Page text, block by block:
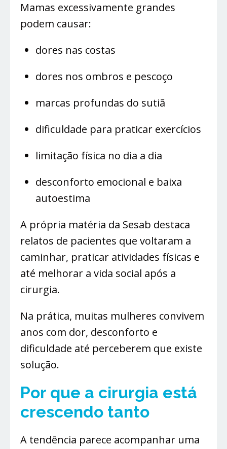
Mamas excessivamente grandes
podem causar:
dores nas costas
dores nos ombros e pescoço
marcas profundas do sutiã
dificuldade para praticar exercícios
limitação física no dia a dia
desconforto emocional e baixa
autoestima
A própria matéria da Sesab destaca
relatos de pacientes que voltaram a
caminhar, praticar atividades físicas e
até melhorar a vida social após a
cirurgia.
Na prática, muitas mulheres convivem
anos com dor, desconforto e
dificuldade até perceberem que existe
solução.
Por que a cirurgia está
crescendo tanto
A tendência parece acompanhar uma